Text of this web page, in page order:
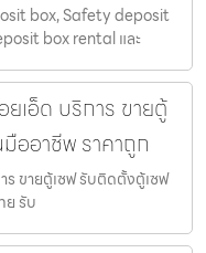
box, Safety deposit
box rental และ
เอ็ด บริการ ขายตู้
ออาชีพ ราคาถูก
ร ขายตู้เซฟ รับติดตั้งตู้เซฟ
ย รับ